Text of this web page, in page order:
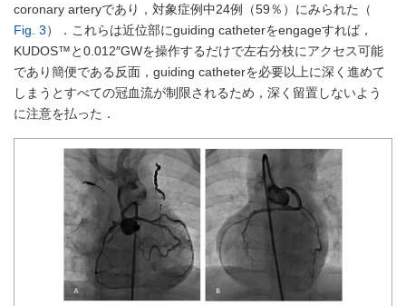
coronary arteryであり，対象症例中24例（59％）にみられた（
Fig. 3）．これらは近位部にguiding catheterをengageすれば，
KUDOS™と0.012″GWを操作するだけで左右分枝にアクセス可能
であり簡便である反面，guiding catheterを必要以上に深く進めて
しまうとすべての冠血流が制限されるため，深く留置しないよう
に注意を払った．